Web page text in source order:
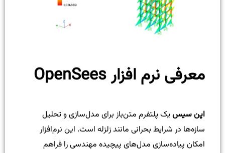
معرفی نرم افزار OpenSees
اپن سیسیک پلتفرم متن‌باز برای مدل‌سازی و تحلیل
سازه‌ها در شرایط بحرانی مانند زلزله است. این نرم‌افزار
امکان پیاده‌سازی مدل‌های پیچیده مهندسی را فراهم